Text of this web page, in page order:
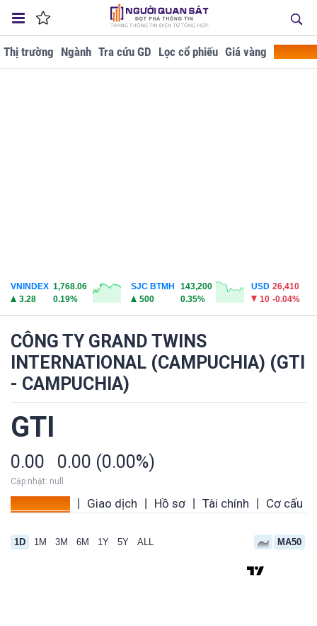
Thị trường Ngành Tra cứu GD Lọc cổ phiếu Giá vàng
VNINDEX 1,768.06
3.28
0.19%
SJC BTMH
143,200
500
0.35%
USD 26,410
10 -0.04%
CÔNG TY GRAND TWINS
INTERNATIONAL (CAMPUCHIA) (GTI
- CAMPUCHIA)
GTI
0.00 0.00 (0.00%)
Cập nhật: null
Giao dịch Hồ sơ Tài chính Cơ cấu
1D 1M 3M 6M 1Y 5Y ALL MA50